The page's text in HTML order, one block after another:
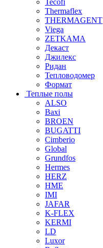
Thermaflex
THERMAGENT
Viega
ZETKAMA
Декаст
Джилекс
Ридан
Тепловодомер
Формат
Теплые полы
ALSO
Baxi
BROEN
BUGATTI
Cimberio
Global
Grundfos
Hermes
HERZ
HME
IMI
JAFAR
K-FLEX
KERMI
LD
Luxor